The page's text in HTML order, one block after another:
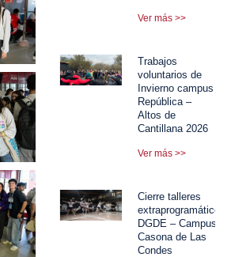
Ver más >>
Trabajos
voluntarios de
Invierno campus
República –
Altos de
Cantillana 2026
Ver más >>
Cierre talleres
extraprogramáticos
DGDE – Campus
Casona de Las
Condes